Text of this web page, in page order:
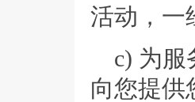
活动，一
c) 为服
向您提供